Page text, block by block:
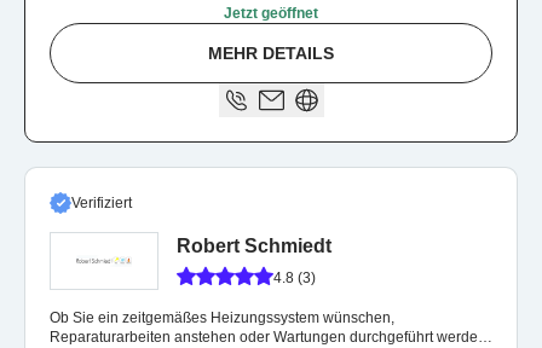
Jetzt geöffnet
MEHR DETAILS
Verifiziert
Robert Schmiedt
4.8 (3)
Ob Sie ein zeitgemäßes Heizungssystem wünschen,
Reparaturarbeiten anstehen oder Wartungen durchgeführt werden